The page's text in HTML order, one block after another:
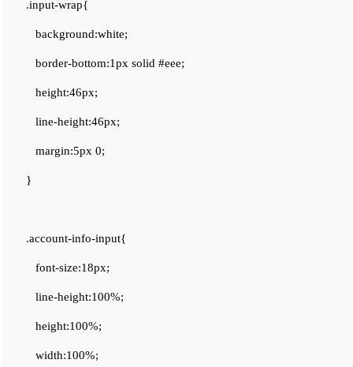
.input-wrap{
background:white;
border-bottom:1px solid #eee;
height:46px;
line-height:46px;
margin:5px 0;
}
.account-info-input{
font-size:18px;
line-height:100%;
height:100%;
width:100%;